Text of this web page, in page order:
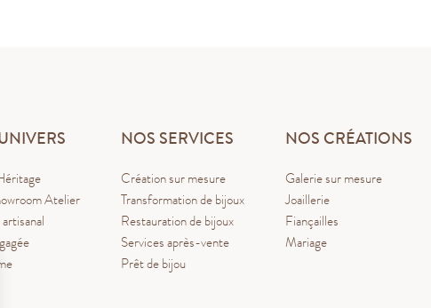
Atelier
NOS SERVICES
Création sur mesure
Transformation de bijoux
Restauration de bijoux
Services après-vente
Prêt de bijou
NOS CRÉATIONS
Galerie sur mesure
Joaillerie
Fiançailles
Mariage